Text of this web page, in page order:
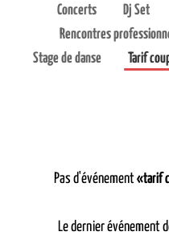
Concerts
Dj Set
Rencontres
Stage de danse
Tarif
Pas d'événement«tarif
Le dernier événement